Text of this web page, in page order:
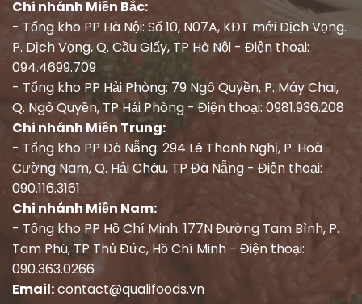
Chi nhánh Miền Bắc:
- Tổng kho PP Hà Nội: Số 10, N07A, KĐT mới Dịch Vọng.
P. Dịch Vọng, Q. Cầu Giấy, TP Hà Nội - Điện thoại:
094.4699.709
- Tổng kho PP Hải Phòng: 79 Ngô Quyền, P. Máy Chai,
Q. Ngô Quyền, TP Hải Phòng - Điện thoại: 0981.936.208
Chi nhánh Miền Trung:
- Tổng kho PP Đà Nẵng: 294 Lê Thanh Nghị, P. Hoà
Cường Nam, Q. Hải Châu, TP Đà Nẵng - Điện thoại:
090.116.3161
Chi nhánh Miền Nam:
- Tổng kho PP Hồ Chí Minh: 177N Đường Tam Bình, P.
Tam Phú, TP Thủ Đức, Hồ Chí Minh - Điện thoại:
090.363.0266
Email:contact@qualifoods.vn